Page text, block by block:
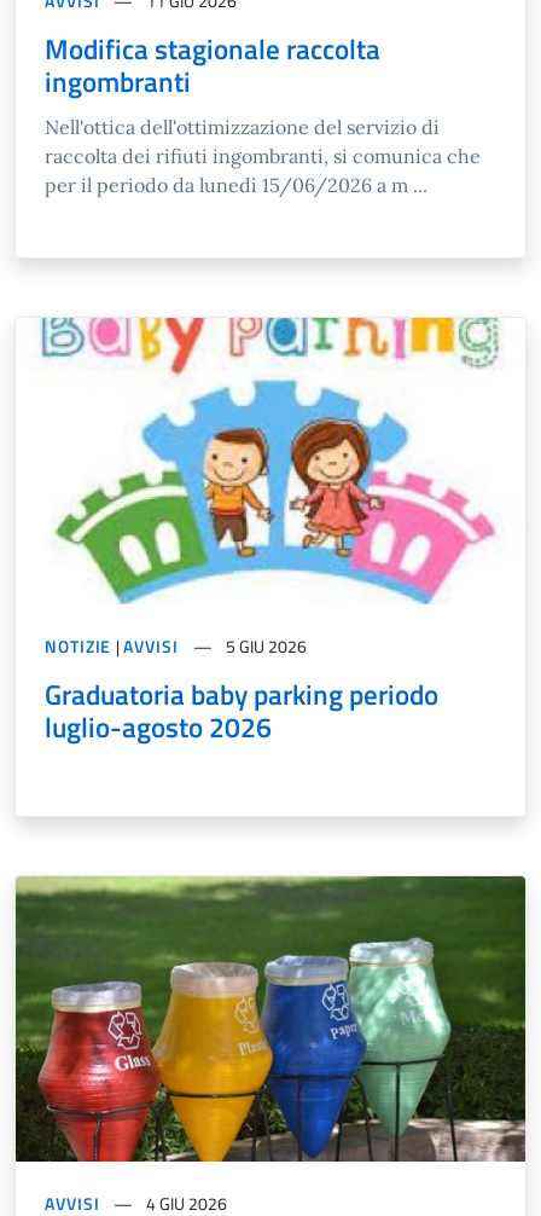
Modifica stagionale raccolta
ingombranti
Nell'ottica dell'ottimizzazione del servizio di
raccolta dei rifiuti ingombranti, si comunica che
per il periodo da lunedì 15/06/2026 a m ...
NOTIZIE |AVVISI 5 GIU 2026
Graduatoria baby parking periodo
luglio-agosto 2026
AVVISI 4 GIU 2026